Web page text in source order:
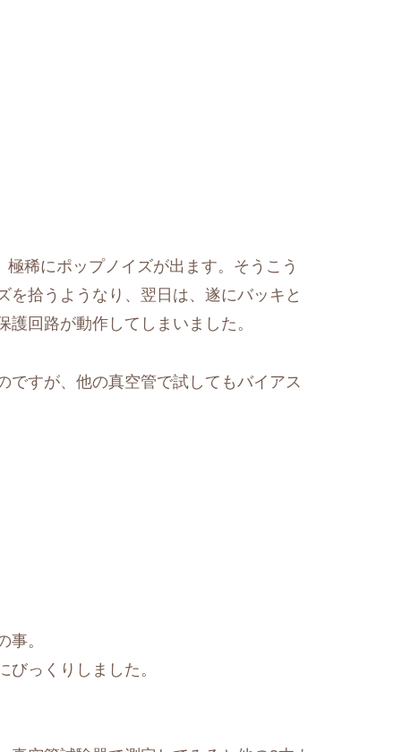
稀にポップノイズが出ます。そうこう
拾うようなり、翌日は、遂にバッキと
回路が動作してしまいました。
ですが、他の真空管で試してもバイアス
。
っくりしました。